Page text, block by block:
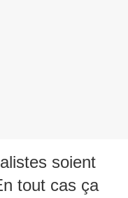
soient
tout cas ça